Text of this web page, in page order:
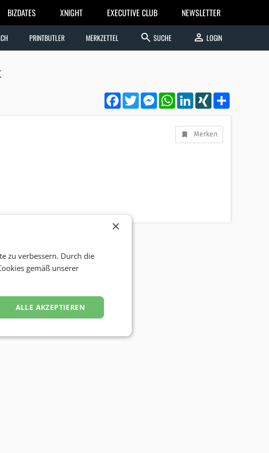
BIZDATES XNIGHT EXECUTIVE CLUB NEWSLETTER
PRINTBUTLER MERKZETTEL search SUCHE person LOGIN
FacebookTwitterMessengerWhatsApp
LinkedInXING
Merken
×
zu verbessern. Durch die
gemäß unserer
ALLE AKZEPTIEREN